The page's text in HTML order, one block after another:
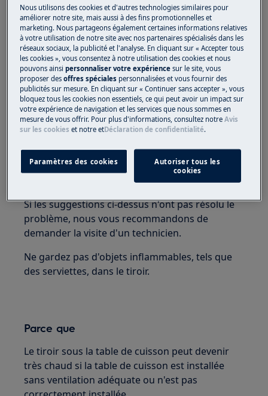
S'applique à
Induction de table de cuisson
Table de cuisson en céramique
Solution
Vérifiez que la table de cuisson est
du manuel.
Veuillez contacter notre service après-
vente pour un rendez-vous.
Si les suggestions ci-dessus n'ont pas résolu le
problème, nous vous recommandons de
demander la visite d'un technicien.
Ne gardez pas d'objets inflammables, tels que
des serviettes, dans le tiroir.
Parce que
Le tiroir sous la table de cuisson peut devenir
très chaud si la table de cuisson est installée
sans ventilation adéquate ou n'est pas
Nous utilisons des cookies et d'autres technologies similaires pour
améliorer notre site, mais aussi à des fins promotionnelles et
marketing. Nous partageons également certaines informations relatives
à votre utilisation de notre site avec nos partenaires spécialisés dans les
réseaux sociaux, la publicité et l'analyse. En cliquant sur « Accepter tous
les cookies », vous consentez à notre utilisation des cookies et nous
pouvons ainsipersonnaliser votre expériencesur le site, vous
proposer desoffres spéciales personnalisées et vous fournir des
publicités sur mesure. En cliquant sur « Continuer sans accepter », vous
bloquez tous les cookies non essentiels, ce qui peut avoir un impact sur
votre expérience de navigation et les services que nous sommes en
mesure de vous offrir. Pour plus d'informations, consultez notreAvis
sur les cookies et notreetDéclaration de confidentialité.
Paramètres des cookies
Autoriser tous les
cookies